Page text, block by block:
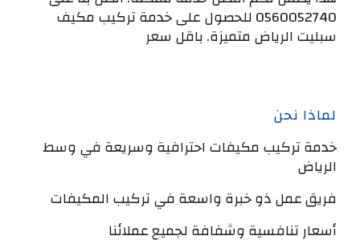
0560052740 للحصول على خدمة تركيب مكيف
سبليت الرياض متميزة. باقل سعر
لماذا نحن
خدمة تركيب مكيفات احترافية وسريعة في وسط
الرياض
فريق عمل ذو خبرة واسعة في تركيب المكيفات
أسعار تنافسية وشفافة لجميع عملائنا